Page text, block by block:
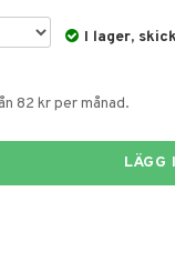
I lager,
82 kr per månad.
LÄGG